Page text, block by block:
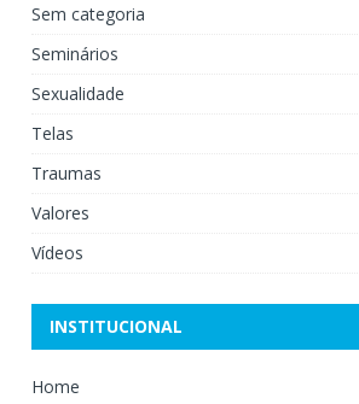
Sem categoria
Seminários
Sexualidade
Telas
Traumas
Valores
Vídeos
INSTITUCIONAL
Home